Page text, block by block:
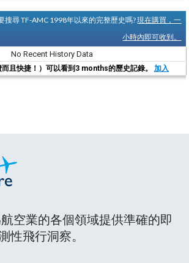
搜尋 TF-AMC 1998年以來的完整歷史嗎?現在購買，一
小時內即可收到。
No Recent History Data
且快捷！）可以看到3 months的歷史記錄。 加入
空業的各個領域提供準確的即
性飛行洞察。